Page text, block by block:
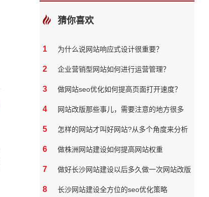
猜你喜欢
1 为什么说网站响应式设计很重要？
2 企业营销型网站如何进行运营管理？
3 做网站seo优化如何提高页面打开速度？
4 网站改版那些事儿，需要注意的地方很多
5 怎样的网站才叫好网站?从多个角度来分析
6 做株洲网站建设如何提高网站权重
7 做好长沙网站建设以后多久做一次网站改版
8 长沙网站建设全方位的seo优化策略